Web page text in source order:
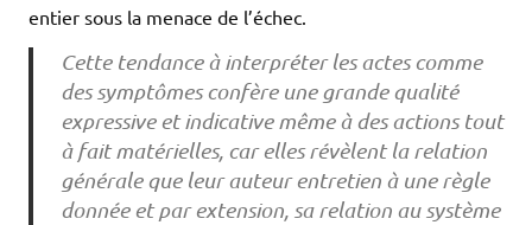
entier sous la menace de l’échec.
Cette tendance à interpréter les actes comme
des symptômes confère une grande qualité
expressive et indicative même à des actions tout
à fait matérielles, car elles révèlent la relation
générale que leur auteur entretien à une règle
donnée et par extension, sa relation au système